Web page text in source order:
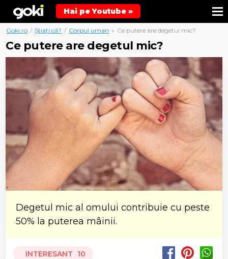
Hai pe Youtube »
Goki.ro / Știați că? / Corpul uman » Ce putere are degetul mic?
Ce putere are degetul mic?
Degetul mic al omului contribuie cu peste
50% la puterea mâinii.
INTERESANT 10